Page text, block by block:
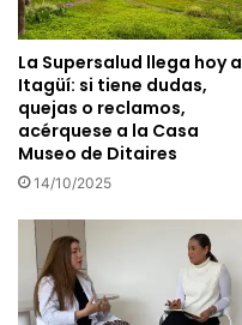
La Supersalud llega hoy a
Itagüí: si tiene dudas,
quejas o reclamos,
acérquese a la Casa
Museo de Ditaires
14/10/2025